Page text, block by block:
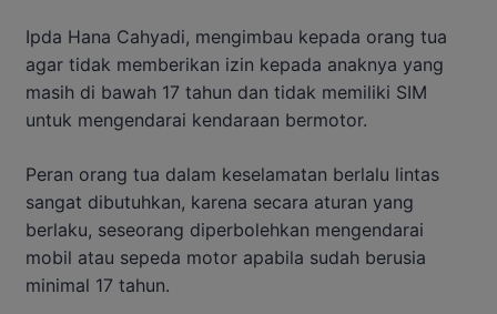
Ipda Hana Cahyadi, mengimbau kepada orang tua
agar tidak memberikan izin kepada anaknya yang
masih di bawah 17 tahun dan tidak memiliki SIM
untuk mengendarai kendaraan bermotor.
Peran orang tua dalam keselamatan berlalu lintas
sangat dibutuhkan, karena secara aturan yang
berlaku, seseorang diperbolehkan mengendarai
mobil atau sepeda motor apabila sudah berusia
minimal 17 tahun.